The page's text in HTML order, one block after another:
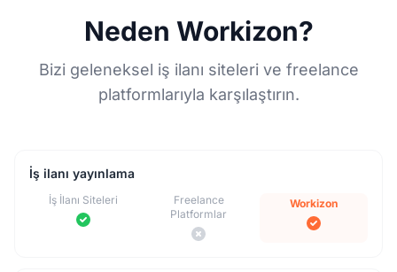
Neden Workizon?
Bizi geleneksel iş ilanı siteleri ve freelance
platformlarıyla karşılaştırın.
İş ilanı yayınlama
İş İlanı Siteleri
Freelance
Platformlar
Workizon